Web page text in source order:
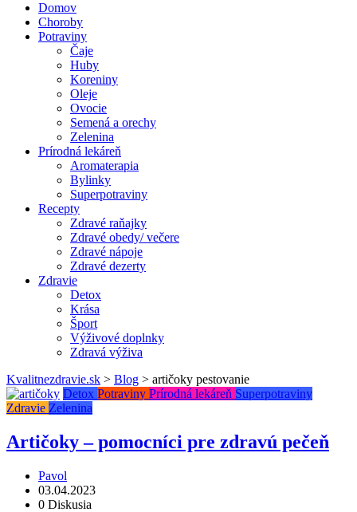
Domov
Choroby
Potraviny
Čaje
Huby
Koreniny
Oleje
Ovocie
Semená a orechy
Zelenina
Prírodná lekáreň
Aromaterapia
Bylinky
Superpotraviny
Recepty
Zdravé raňajky
Zdravé obedy/ večere
Zdravé nápoje
Zdravé dezerty
Zdravie
Detox
Krása
Šport
Výživové doplnky
Zdravá výživa
Kvalitnezdravie.sk > Blog > artičoky pestovanie
Detox Potraviny Prírodná lekáreň Superpotraviny
Zdravie Zelenina
Artičoky – pomocníci pre zdravú pečeň
Pavol
03.04.2023
0 Diskusia